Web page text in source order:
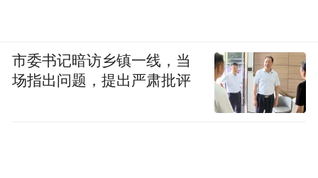
市委书记暗访乡镇一线，当
场指出问题，提出严肃批评